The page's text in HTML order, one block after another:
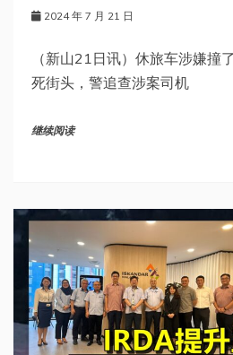
2024 年 7 月 21 日
（新山21日讯）休旅车涉嫌撞
死街头，警追查涉案司机
继续阅读